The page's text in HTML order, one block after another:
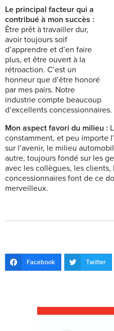
Le principal facteur qui a
contribué à mon succès :
Être prêt à travailler dur,
avoir toujours soif
d’apprendre et d’en faire
plus, et être ouvert à la
rétroaction. C’est un
honneur que d’être honoré
par mes pairs. Notre
industrie compte beaucoup
d’excellents concessionnaires.
Mon aspect favori du milieu :
constamment, et peu importe
sur l’avenir, le milieu
autre, toujours fondé sur les
avec les collègues, les clients,
concessionnaires font de ce
merveilleux.
Facebook Twitter